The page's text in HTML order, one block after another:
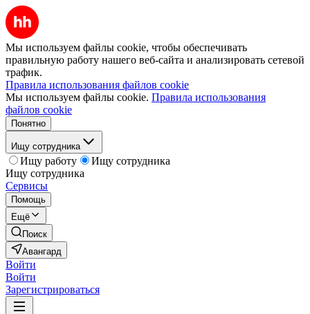
Мы используем файлы cookie, чтобы обеспечивать
правильную работу нашего веб-сайта и анализировать сетевой
трафик.
Правила использования файлов cookie
Мы используем файлы cookie. Правила использования
файлов cookie
Понятно
Ищу сотрудника
Ищу работу
Ищу сотрудника
Ищу сотрудника
Сервисы
Помощь
Ещё
Поиск
Авангард
Войти
Войти
Зарегистрироваться